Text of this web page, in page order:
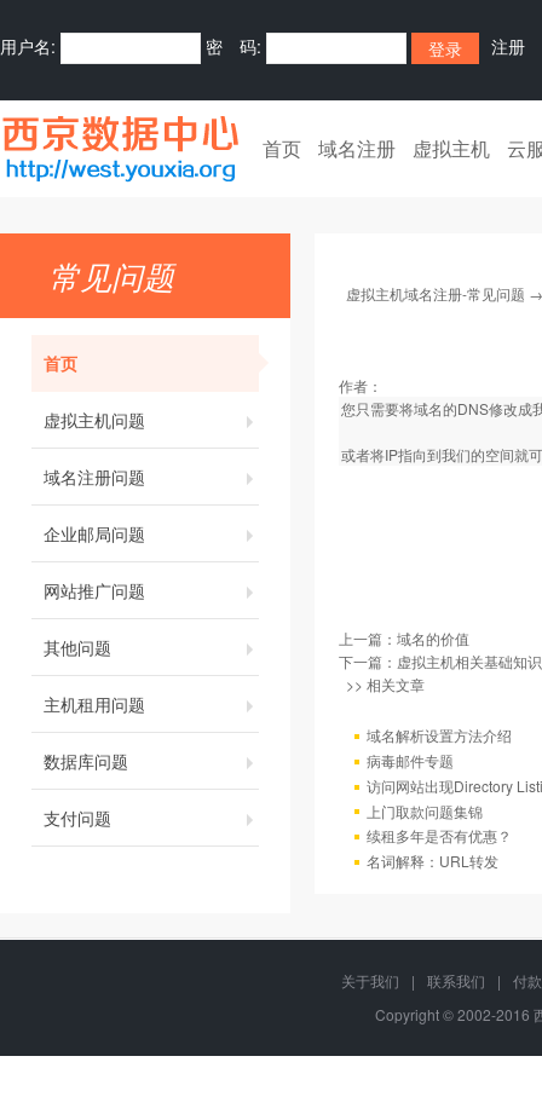
用户名: 密 码: 注册
首页 域名注册 虚拟主机 云
常见问题
首页
虚拟主机问题
域名注册问题
企业邮局问题
网站推广问题
其他问题
主机租用问题
数据库问题
支付问题
虚拟主机域名注册-常见问题
作者：
您只需要将域名的DNS修改成
或者将IP指向到我们的空间就
上一篇： 域名的价值
下一篇： 虚拟主机相关基础知识
>> 相关文章
域名解析设置方法介绍
病毒邮件专题
访问网站出现Directory
上门取款问题集锦
续租多年是否有优惠？
名词解释：URL转发
关于我们 | 联系我们 |
付
Copyright © 2002-2016